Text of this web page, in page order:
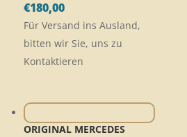
€180,00
Für Versand ins Ausland,
bitten wir Sie, uns zu
Kontaktieren
ORIGINAL MERCEDES